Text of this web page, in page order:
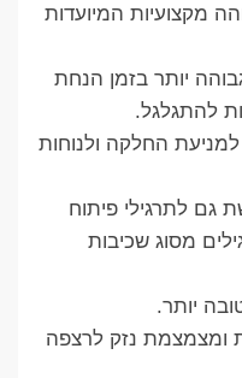
מקצועיות המיועדות
יותר בזמן הנחת
להתגלגל.
החלקה ולנוחות
גם לתרגילי פיתוח
מסוג שכיבות
יותר.
ומצמצמת נזק לרצפה